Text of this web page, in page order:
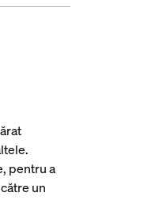
pentru a
un